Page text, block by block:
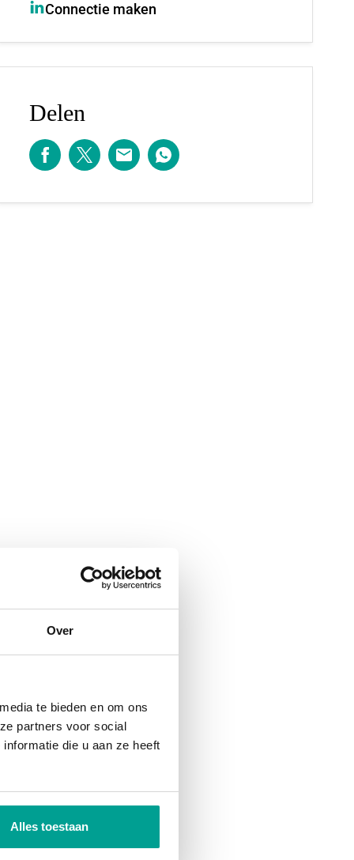
Over
te bieden en om ons
partners voor social
die u aan ze heeft
Alles toestaan
Connectie maken
Delen